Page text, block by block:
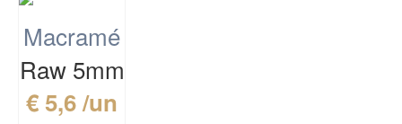
Macramé
Raw 5mm
€ 5,6 /un